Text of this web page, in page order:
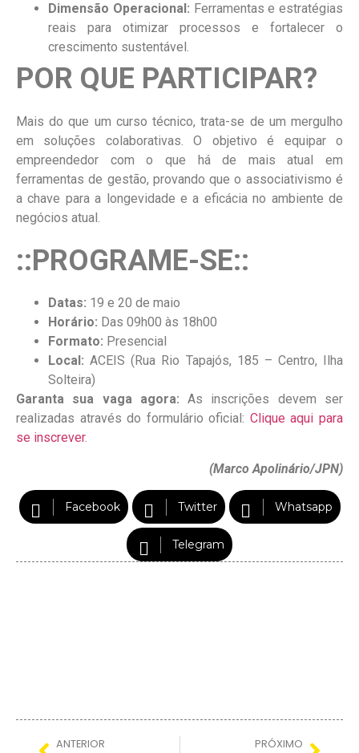
Dimensão Operacional: Ferramentas e estratégias
reais para otimizar processos e fortalecer o
crescimento sustentável.
POR QUE PARTICIPAR?
Mais do que um curso técnico, trata-se de um mergulho
em soluções colaborativas. O objetivo é equipar o
empreendedor com o que há de mais atual em
ferramentas de gestão, provando que o associativismo é
a chave para a longevidade e a eficácia no ambiente de
negócios atual.
::PROGRAME-SE::
Datas: 19 e 20 de maio
Horário: Das 09h00 às 18h00
Formato: Presencial
Local: ACEIS (Rua Rio Tapajós, 185 – Centro, Ilha
Solteira)
Garanta sua vaga agora: As inscrições devem ser
realizadas através do formulário oficial: Clique aqui para
se inscrever.
(Marco Apolinário/JPN)
Facebook Twitter Whatsapp
Telegram
ANTERIOR PRÓXIMO